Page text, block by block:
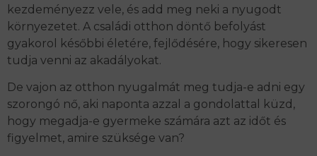
kezdeményezz vele, és add meg neki a nyugodt
környezetet. A családi otthon döntő befolyást
gyakorol későbbi életére, fejlődésére, hogy sikeresen
tudja venni az akadályokat.
De vajon az otthon nyugalmát meg tudja-e adni egy
szorongó nő, aki naponta azzal a gondolattal küzd,
hogy megadja-e gyermeke számára azt az időt és
figyelmet, amire szüksége van?